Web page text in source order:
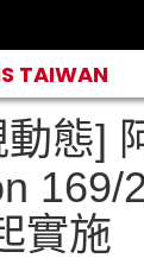
TAIWAN
態]
169/
實施